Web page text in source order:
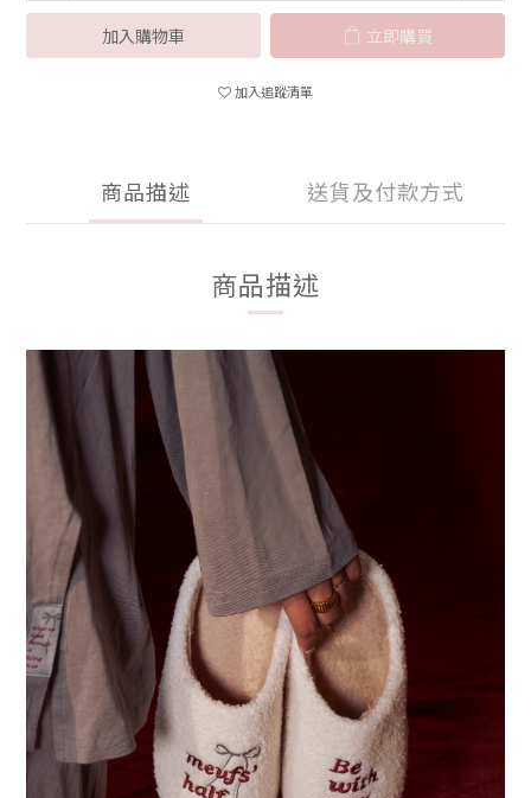
加入購物車 立即購買
加入追蹤清單
商品描述 送貨及付款方式
商品描述